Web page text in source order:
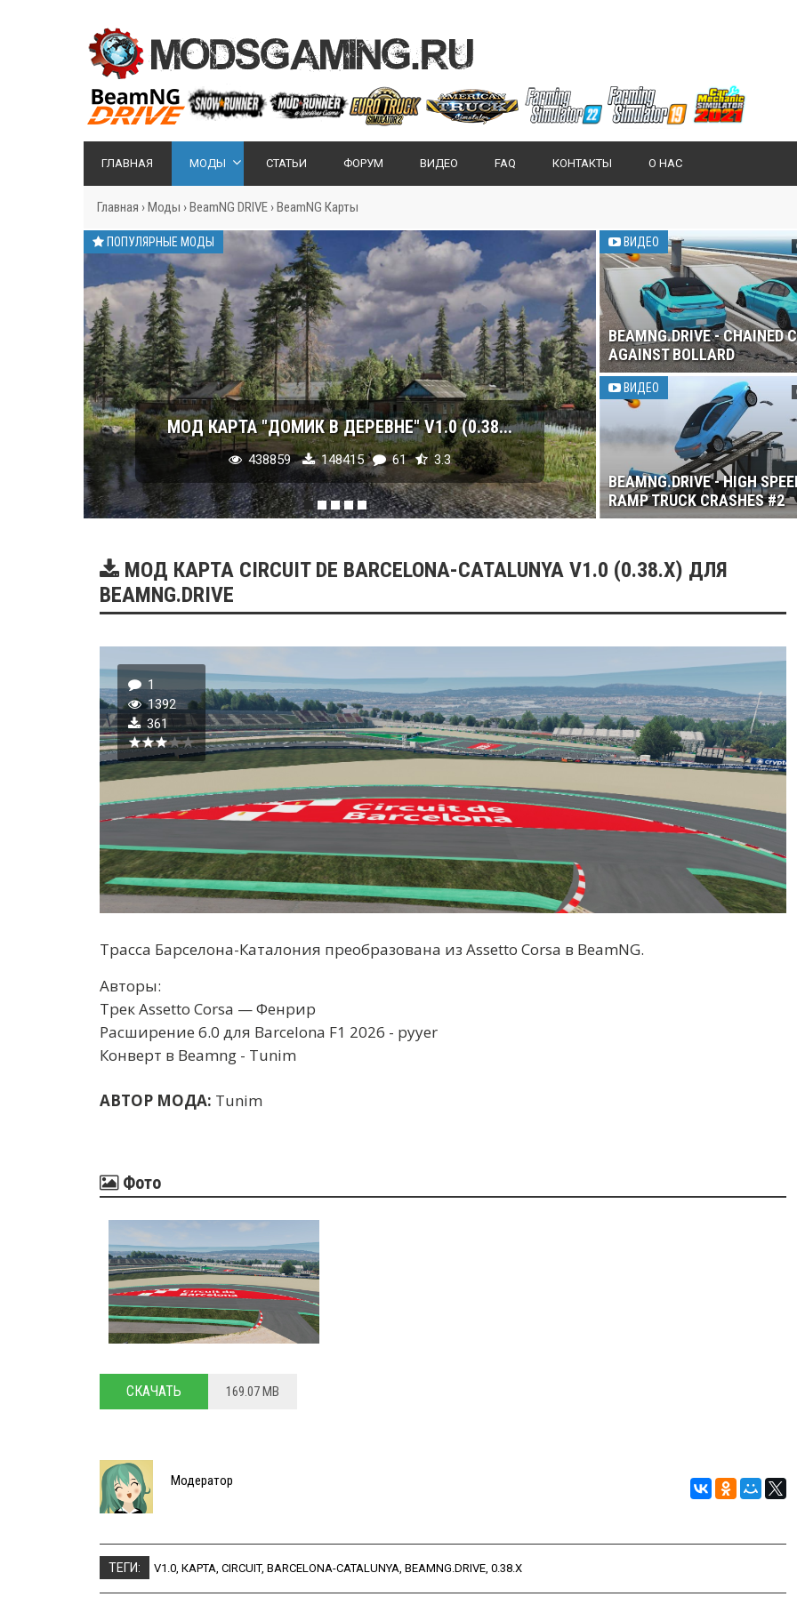
ГЛАВНАЯ МОДЫ СТАТЬИ ФОРУМ ВИДЕО FAQ КОНТАКТЫ О НАС
Главная ›Моды ›BeamNG DRIVE ›BeamNG Карты
ПОПУЛЯРНЫЕ МОДЫ
МОД КАРТА "ДОМИК В ДЕРЕВНЕ" V1.0 (0.38...
438859 148415 61 3.3
ВИДЕО
BEAMNG.DRIVE - CHAINED
AGAINST BOLLARD
ВИДЕО
BEAMNG.DRIVE - HIGH
RAMP TRUCK CRASHES #2
МОД КАРТА CIRCUIT DE BARCELONA-CATALUNYA V1.0 (0.38.X) ДЛЯ
BEAMNG.DRIVE
1
1392
361
Трасса Барселона-Каталония преобразована из Assetto Corsa в BeamNG.
Авторы:
Трек Assetto Corsa — Фенрир
Расширение 6.0 для Barcelona F1 2026 - pyyer
Конверт в Beamng - Tunim
АВТОР МОДА: Tunim
Фото
СКАЧАТЬ 169.07 MB
Модератор
ТЕГИ: V1.0, КАРТА, CIRCUIT, BARCELONA-CATALUNYA, BEAMNG.DRIVE, 0.38.X